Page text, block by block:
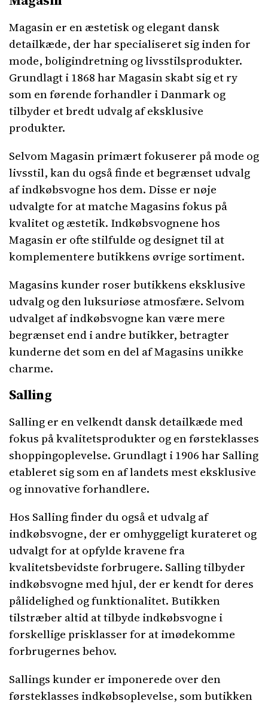
Magasin er en æstetisk og elegant dansk
detailkæde, der har specialiseret sig inden for
mode, boligindretning og livsstilsprodukter.
Grundlagt i 1868 har Magasin skabt sig et ry
som en førende forhandler i Danmark og
tilbyder et bredt udvalg af eksklusive
produkter.
Selvom Magasin primært fokuserer på mode og
livsstil, kan du også finde et begrænset udvalg
af indkøbsvogne hos dem. Disse er nøje
udvalgte for at matche Magasins fokus på
kvalitet og æstetik. Indkøbsvognene hos
Magasin er ofte stilfulde og designet til at
komplementere butikkens øvrige sortiment.
Magasins kunder roser butikkens eksklusive
udvalg og den luksuriøse atmosfære. Selvom
udvalget af indkøbsvogne kan være mere
begrænset end i andre butikker, betragter
kunderne det som en del af Magasins unikke
charme.
Salling
Salling er en velkendt dansk detailkæde med
fokus på kvalitetsprodukter og en førsteklasses
shoppingoplevelse. Grundlagt i 1906 har Salling
etableret sig som en af landets mest eksklusive
og innovative forhandlere.
Hos Salling finder du også et udvalg af
indkøbsvogne, der er omhyggeligt kurateret og
udvalgt for at opfylde kravene fra
kvalitetsbevidste forbrugere. Salling tilbyder
indkøbsvogne med hjul, der er kendt for deres
pålidelighed og funktionalitet. Butikken
tilstræber altid at tilbyde indkøbsvogne i
forskellige prisklasser for at imødekomme
forbrugernes behov.
Sallings kunder er imponerede over den
førsteklasses indkøbsoplevelse, som butikken